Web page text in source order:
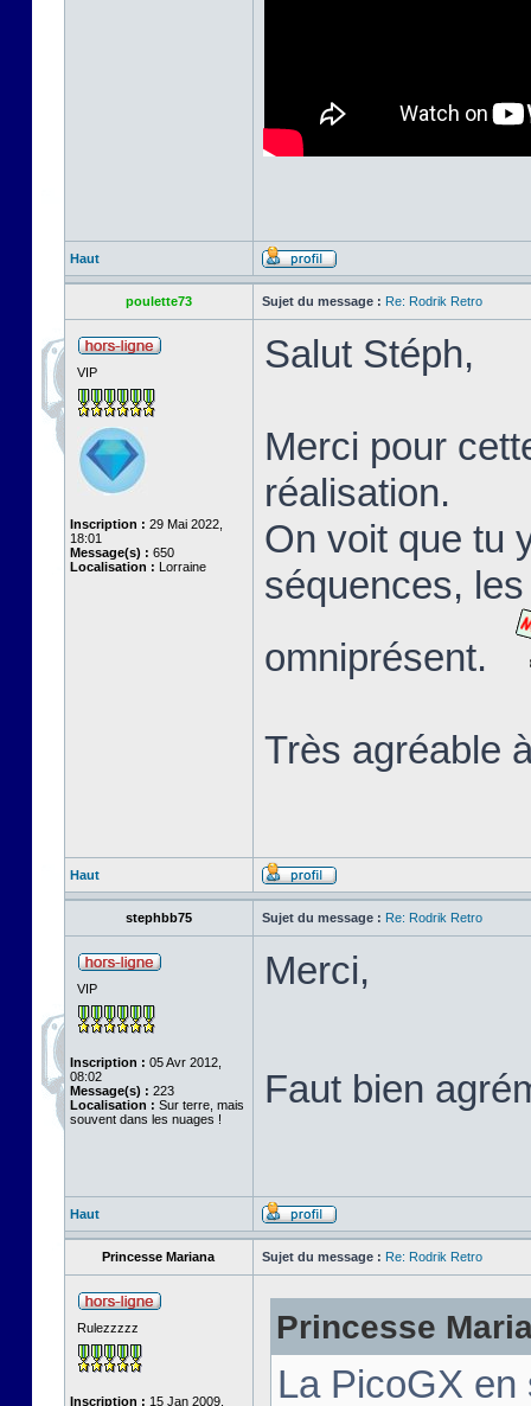
Haut
poulette73 Sujet du message : Re: Rodrik Retro
VIP
Inscription : 29 Mai 2022,
18:01
Message(s) : 650
Localisation : Lorraine
Salut Stéph,
Merci pour
réalisation.
On voit que tu
séquences,
omniprésent.
Très agréable
Haut
stephbb75 Sujet du message : Re: Rodrik Retro
VIP
Inscription : 05 Avr 2012,
08:02
Message(s) : 223
Localisation : Sur terre, mais
souvent dans les nuages !
Merci,
Faut bien
Haut
Princesse Mariana Sujet du message : Re: Rodrik Retro
Rulezzzzz
Inscription : 15 Jan 2009,
Princesse
La PicoGX